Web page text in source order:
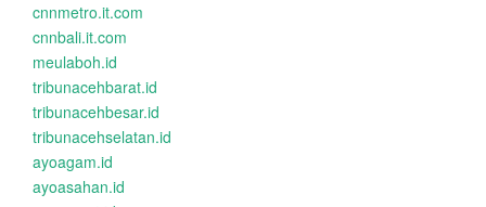
cnnmetro.it.com
cnnbali.it.com
meulaboh.id
tribunacehbarat.id
tribunacehbesar.id
tribunacehselatan.id
ayoagam.id
ayoasahan.id